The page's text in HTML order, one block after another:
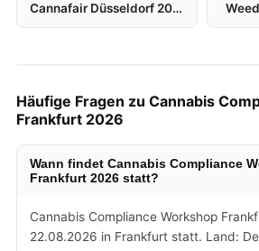
Cannafair Düsseldorf 2026
Häufige Fragen zu Cannabis
Frankfurt 2026
Wann findet Cannabis Compliance
Frankfurt 2026 statt?
Cannabis Compliance Workshop
22.08.2026 in Frankfurt statt. Land: